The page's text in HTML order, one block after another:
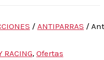
/ ANTIPARRAS /
RACING, Ofertas